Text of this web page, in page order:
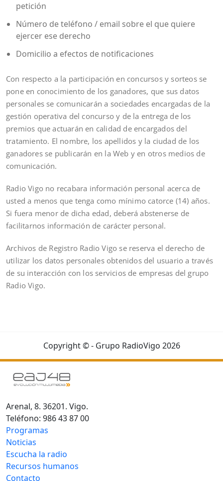
petición
Número de teléfono / email sobre el que quiere
ejercer ese derecho
Domicilio a efectos de notificaciones
Con respecto a la participación en concursos y sorteos se
pone en conocimiento de los ganadores, que sus datos
personales se comunicarán a sociedades encargadas de la
gestión operativa del concurso y de la entrega de los
premios que actuarán en calidad de encargados del
tratamiento. El nombre, los apellidos y la ciudad de los
ganadores se publicarán en la Web y en otros medios de
comunicación.
Radio Vigo no recabara información personal acerca de
usted a menos que tenga como mínimo catorce (14) años.
Si fuera menor de dicha edad, deberá abstenerse de
facilitarnos información de carácter personal.
Archivos de Registro Radio Vigo se reserva el derecho de
utilizar los datos personales obtenidos del usuario a través
de su interacción con los servicios de empresas del grupo
Radio Vigo.
Copyright © - Grupo RadioVigo 2026
Arenal, 8. 36201. Vigo.
Teléfono: 986 43 87 00
Programas
Noticias
Escucha la radio
Recursos humanos
Contacto